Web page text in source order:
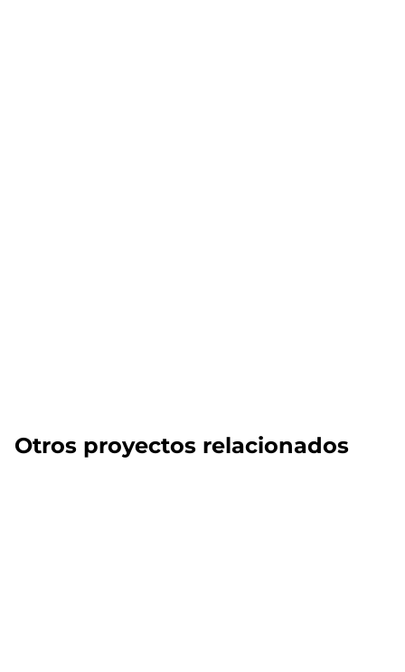
Otros proyectos relacionados